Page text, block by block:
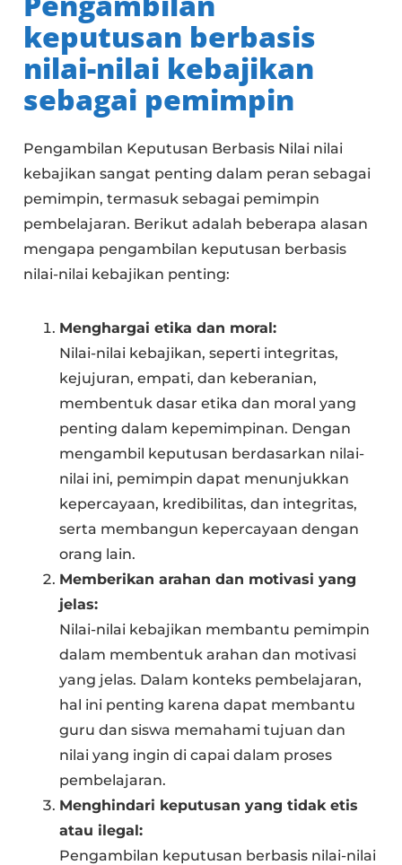
keputusan berbasis
nilai-nilai kebajikan
sebagai pemimpin
Pengambilan Keputusan Berbasis Nilai nilai
kebajikan sangat penting dalam peran sebagai
pemimpin, termasuk sebagai pemimpin
pembelajaran. Berikut adalah beberapa alasan
mengapa pengambilan keputusan berbasis
nilai-nilai kebajikan penting:
Menghargai etika dan moral:
Nilai-nilai kebajikan, seperti integritas,
kejujuran, empati, dan keberanian,
membentuk dasar etika dan moral yang
penting dalam kepemimpinan. Dengan
mengambil keputusan berdasarkan nilai-
nilai ini, pemimpin dapat menunjukkan
kepercayaan, kredibilitas, dan integritas,
serta membangun kepercayaan dengan
orang lain.
Memberikan arahan dan motivasi yang
jelas:
Nilai-nilai kebajikan membantu pemimpin
dalam membentuk arahan dan motivasi
yang jelas. Dalam konteks pembelajaran,
hal ini penting karena dapat membantu
guru dan siswa memahami tujuan dan
nilai yang ingin di capai dalam proses
pembelajaran.
Menghindari keputusan yang tidak etis
atau ilegal:
Pengambilan keputusan berbasis nilai-nilai